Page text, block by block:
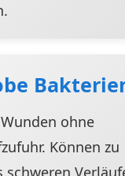
ohne
Können zu
schweren